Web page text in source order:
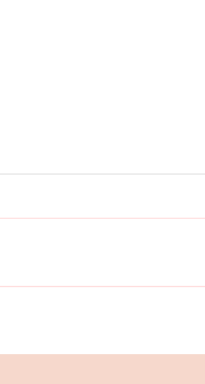
PARFUM DE JÉSUS